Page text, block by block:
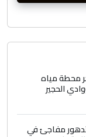
محطة مياه
الحجير
تدهور مفاجئ في